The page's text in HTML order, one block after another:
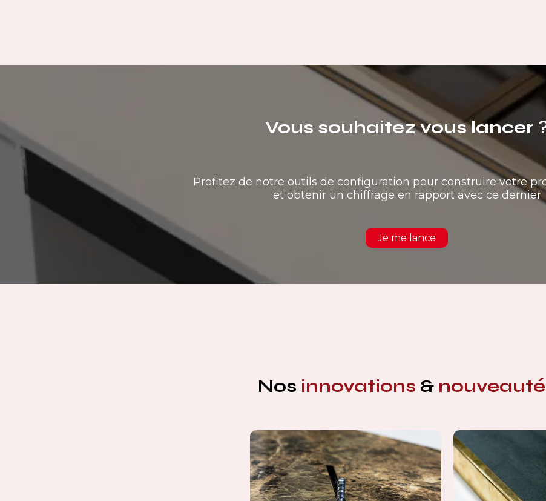
Vous souhaitez vous lancer
Profitez de notre outils de configuration pour construire votre
et obtenir un chiffrage en rapport avec ce dernier
Je me lance
Nos innovations &